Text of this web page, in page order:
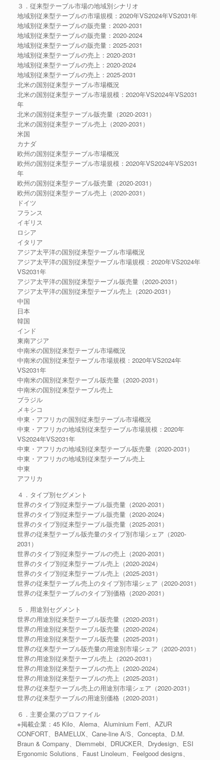
３．従来型テーブル市場の地域別シナリオ
地域別従来型テーブルの市場規模：2020年VS2024年VS2031年
地域別従来型テーブルの販売量：2020-2031
地域別従来型テーブルの販売量：2020-2024
地域別従来型テーブルの販売量：2025-2031
地域別従来型テーブルの売上：2020-2031
地域別従来型テーブルの売上：2020-2024
地域別従来型テーブルの売上：2025-2031
北米の国別従来型テーブル市場概況
北米の国別従来型テーブル市場規模：2020年VS2024年VS2031
年
北米の国別従来型テーブル販売量（2020-2031）
北米の国別従来型テーブル売上（2020-2031）
米国
カナダ
欧州の国別従来型テーブル市場概況
欧州の国別従来型テーブル市場規模：2020年VS2024年VS2031
年
欧州の国別従来型テーブル販売量（2020-2031）
欧州の国別従来型テーブル売上（2020-2031）
ドイツ
フランス
イギリス
ロシア
イタリア
アジア太平洋の国別従来型テーブル市場概況
アジア太平洋の国別従来型テーブル市場規模：2020年VS2024年
VS2031年
アジア太平洋の国別従来型テーブル販売量（2020-2031）
アジア太平洋の国別従来型テーブル売上（2020-2031）
中国
日本
韓国
インド
東南アジア
中南米の国別従来型テーブル市場概況
中南米の国別従来型テーブル市場規模：2020年VS2024年
VS2031年
中南米の国別従来型テーブル販売量（2020-2031）
中南米の国別従来型テーブル売上
ブラジル
メキシコ
中東・アフリカの国別従来型テーブル市場概況
中東・アフリカの地域別従来型テーブル市場規模：2020年
VS2024年VS2031年
中東・アフリカの地域別従来型テーブル販売量（2020-2031）
中東・アフリカの地域別従来型テーブル売上
中東
アフリカ
４．タイプ別セグメント
世界のタイプ別従来型テーブル販売量（2020-2031）
世界のタイプ別従来型テーブル販売量（2020-2024）
世界のタイプ別従来型テーブル販売量（2025-2031）
世界の従来型テーブル販売量のタイプ別市場シェア（2020-
2031）
世界のタイプ別従来型テーブルの売上（2020-2031）
世界のタイプ別従来型テーブル売上（2020-2024）
世界のタイプ別従来型テーブル売上（2025-2031）
世界の従来型テーブル売上のタイプ別市場シェア（2020-2031）
世界の従来型テーブルのタイプ別価格（2020-2031）
５．用途別セグメント
世界の用途別従来型テーブル販売量（2020-2031）
世界の用途別従来型テーブル販売量（2020-2024）
世界の用途別従来型テーブル販売量（2025-2031）
世界の従来型テーブル販売量の用途別市場シェア（2020-2031）
世界の用途別従来型テーブル売上（2020-2031）
世界の用途別従来型テーブルの売上（2020-2024）
世界の用途別従来型テーブルの売上（2025-2031）
世界の従来型テーブル売上の用途別市場シェア（2020-2031）
世界の従来型テーブルの用途別価格（2020-2031）
６．主要企業のプロファイル
※掲載企業：45 Kilo、Alema、Aluminium Ferri、AZUR
CONFORT、BAMELUX、Cane-line A/S、Concepta、D.M.
Braun & Company、Diemmebi、DRUCKER、Drydesign、ESI
Ergonomic Solutions、Faust Linoleum、Feelgood designs、